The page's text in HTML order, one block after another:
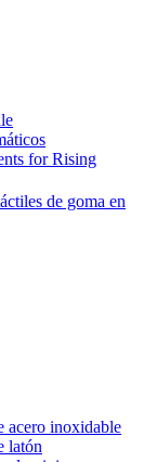
for Rising
de goma en
acero inoxidable
latón